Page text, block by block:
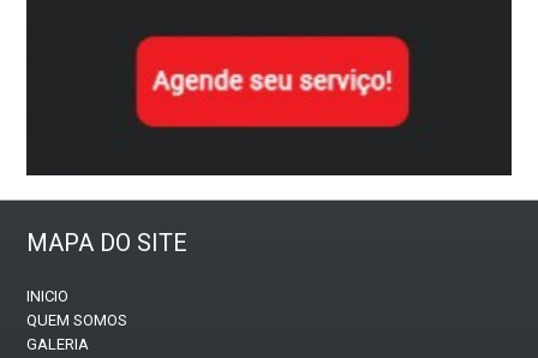
MAPA DO SITE
INICIO
QUEM SOMOS
GALERIA